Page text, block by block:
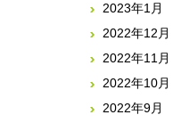
2023年1月
2022年12月
2022年11月
2022年10月
2022年9月